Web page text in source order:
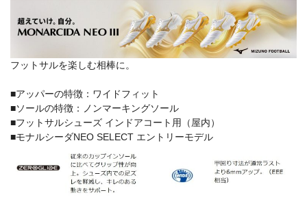
フットサルを楽しむ相棒に。
■アッパーの特徴：ワイドフィット
■ソールの特徴：ノンマーキングソール
■フットサルシューズ インドアコート用（屋内）
■モナルシーダNEO SELECT エントリーモデル